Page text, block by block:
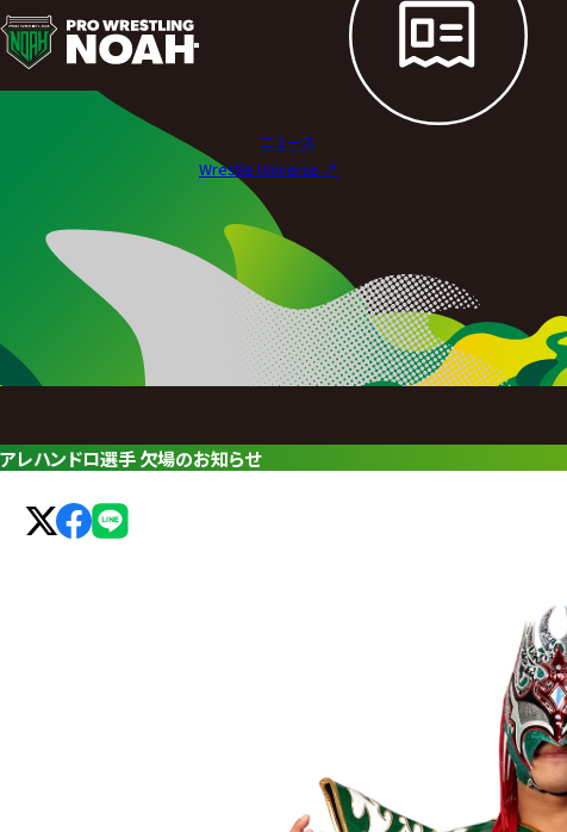
ニ
ュ
レ
ス
リ
グ・
ニュース
Wrestle Universe ↗︎
アレハンドロ選手 欠場のお知らせ